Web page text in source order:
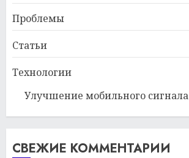
Проблемы
Статьи
Технологии
Улучшение мобильного сигнала
СВЕЖИЕ КОММЕНТАРИИ